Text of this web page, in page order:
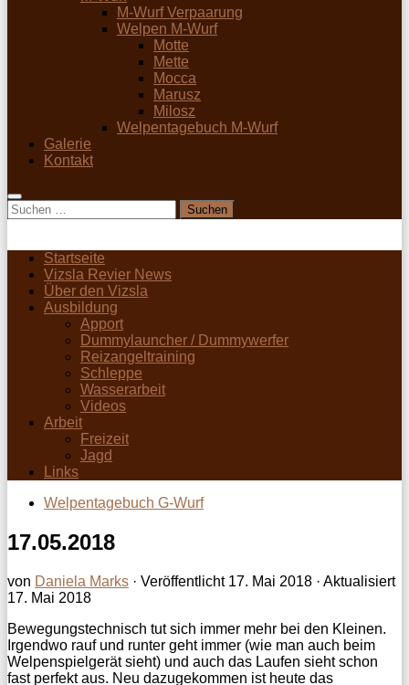
M-Wurf Verpaarung
Welpen M-Wurf
Motte
Mette
Mocca
Marusz
Milosz
Welpentagebuch M-Wurf
Galerie
Kontakt
Suchen
nach:
Startseite
Vizsla Revier News
Über den Vizsla
Ausbildung
Apport
Dummylauncher / Dummywerfer
Reizangeltraining
Schleppe
Wasserarbeit
Videos
Arbeit
Freizeit
Jagd
Links
Welpentagebuch G-Wurf
17.05.2018
von Daniela Marks · Veröffentlicht 17. Mai 2018 · Aktualisiert
17. Mai 2018
Bewegungstechnisch tut sich immer mehr bei den Kleinen.
Irgendwo rauf und runter geht immer (wie man auch beim
Welpenspielgerät sieht) und auch das Laufen sieht schon
fast perfekt aus. Neu dazugekommen ist heute das